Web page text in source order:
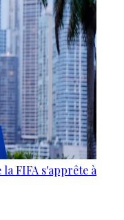
FIFA s'apprête à